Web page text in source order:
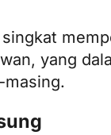
yang
masing.